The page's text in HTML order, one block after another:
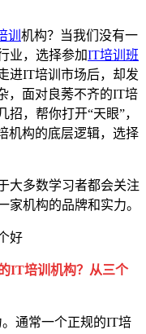
训 机构？当我们没有一
业，选择参加IT培训班
进IT培训市场后，却发
，面对良莠不齐的IT培
，帮你打开“天眼”，
机构的底层逻辑，选择
大多数学习者都会关注
家机构的品牌和实力。
IT培训机构？从三个
通常一个正规的IT培